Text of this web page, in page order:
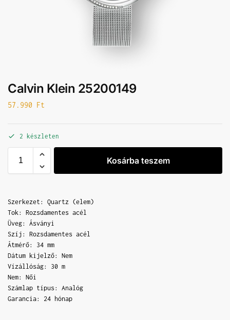
Calvin Klein 25200149
57.990 Ft
2 készleten
Kosárba teszem
Szerkezet: Quartz (elem)
Tok: Rozsdamentes acél
Üveg: Ásványi
Szíj: Rozsdamentes acél
Átmérő: 34 mm
Dátum kijelző: Nem
Vízállóság: 30 m
Nem: Női
Számlap típus: Analóg
Garancia: 24 hónap